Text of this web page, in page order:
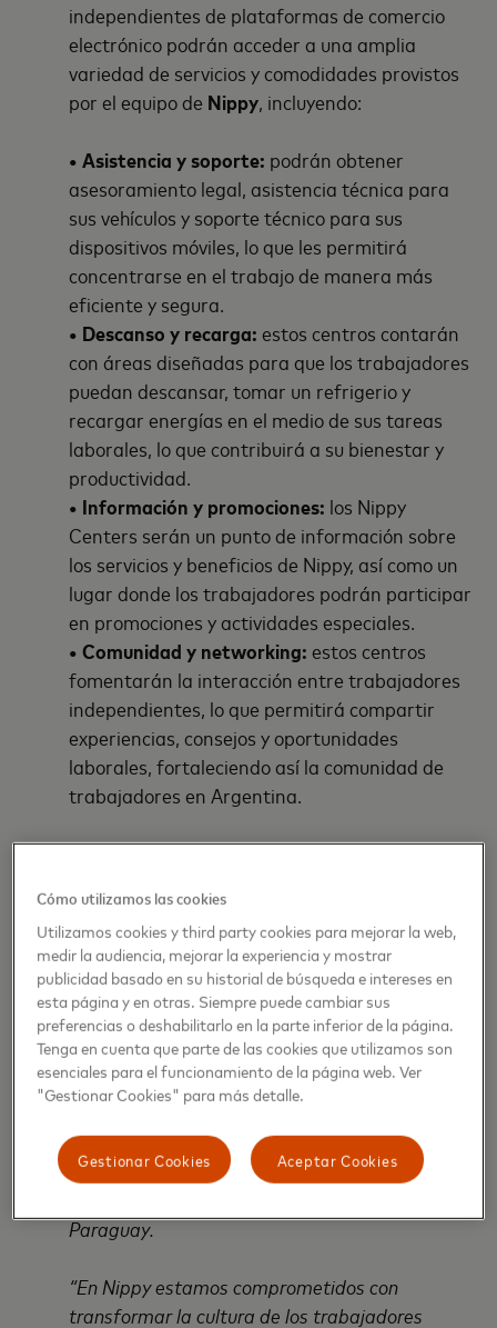
independientes de plataformas de comercio
electrónico podrán acceder a una amplia
variedad de servicios y comodidades provistos
por el equipo de Nippy, incluyendo:
• Asistencia y soporte: podrán obtener
asesoramiento legal, asistencia técnica para
sus vehículos y soporte técnico para sus
dispositivos móviles, lo que les permitirá
concentrarse en el trabajo de manera más
eficiente y segura.
• Descanso y recarga: estos centros contarán
con áreas diseñadas para que los trabajadores
puedan descansar, tomar un refrigerio y
recargar energías en el medio de sus tareas
laborales, lo que contribuirá a su bienestar y
productividad.
• Información y promociones: los Nippy
Centers serán un punto de información sobre
los servicios y beneficios de Nippy, así como un
lugar donde los trabajadores podrán participar
en promociones y actividades especiales.
• Comunidad y networking: estos centros
fomentarán la interacción entre trabajadores
independientes, lo que permitirá compartir
experiencias, consejos y oportunidades
laborales, fortaleciendo así la comunidad de
trabajadores en Argentina.
El CentroNippyen Argentina constituye un
empresa.
"Para nosotros es fundamental impulsar la
inclusión financiera con otros partners. En esta
asociación con Nippy logramos ofrecer
soluciones innovadoras que permiten a sus
trabajadores acceder a servicios financieros y
tecnológicos de alta calidad, lo que contribuirá
a su crecimiento y desarrollo en la economía
digital", afirmó Federico Cofman, Clúster Lead
Paraguay.
“En Nippy estamos comprometidos con
transformar la cultura de los trabajadores
Cómo utilizamos las cookies
Utilizamos cookies y third party cookies para mejorar la web,
medir la audiencia, mejorar la experiencia y mostrar
publicidad basado en su historial de búsqueda e intereses en
esta página y en otras. Siempre puede cambiar sus
preferencias o deshabilitarlo en la parte inferior de la página.
Tenga en cuenta que parte de las cookies que utilizamos son
esenciales para el funcionamiento de la página web. Ver
"Gestionar Cookies" para más detalle.
Aceptar Cookies
Gestionar Cookies